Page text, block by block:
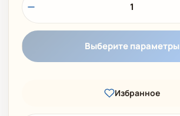
1
Выберите параметры
Избранное